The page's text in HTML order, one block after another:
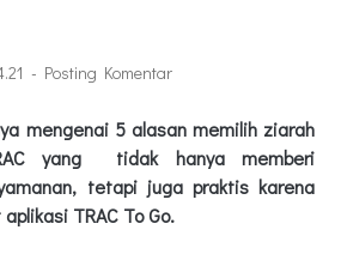
Posting Komentar
mengenai 5 alasan memilih ziarah
yang tidak hanya memberi
tetapi juga praktis karena
TRAC To Go.